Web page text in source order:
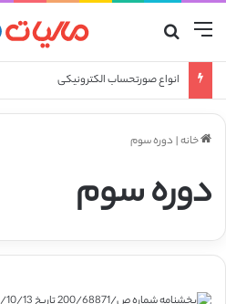
منو
انواع صورتحساب الکترونیکی
خانه| دوره سوم
دوره سوم